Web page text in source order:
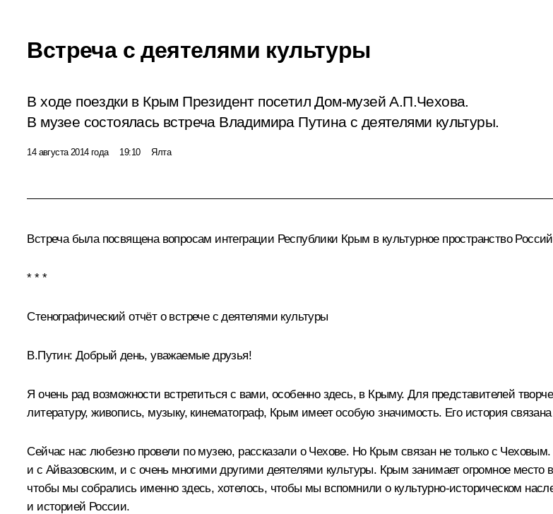
Встреча с деятелями культуры
В ходе поездки в Крым Президент посетил Дом-музей А.П.Чехова.
В музее состоялась встреча Владимира Путина с деятелями культуры.
14 августа 2014 года 19:10 Ялта
Встреча была посвящена вопросам интеграции Республики Крым в культурное пространство
* * *
Стенографический отчёт о встрече с деятелями культуры
В.Путин: Добрый день, уважаемые друзья!
Я очень рад возможности встретиться с вами, особенно здесь, в Крыму. Для представителей
литературу, живопись, музыку, кинематограф, Крым имеет особую значимость. Его история
Сейчас нас любезно провели по музею, рассказали о Чехове. Но Крым связан не только с
и с Айвазовским, и с очень многими другими деятелями культуры. Крым занимает огромное
чтобы мы собрались именно здесь, хотелось, чтобы мы вспомнили о культурно-историческом
и историей России.